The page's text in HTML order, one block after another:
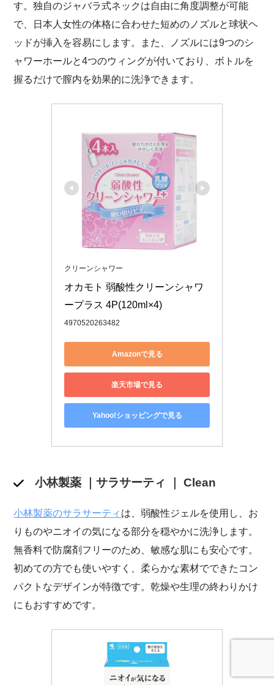
す。独自のジャバラ式ネックは自由に角度調整が可能
で、日本人女性の体格に合わせた短めのノズルと球状ヘ
ッドが挿入を容易にします。また、ノズルには9つのシ
ャワーホールと4つのウィングが付いており、ボトルを
握るだけで膣内を効果的に洗浄できます。
クリーンシャワー
オカモト 弱酸性クリーンシャワ
ープラス 4P(120ml×4)
4970520263482
Amazonで見る
楽天市場で見る
Yahoo!ショッピングで見る
小林製薬 ｜サラサーティ ｜ Clean
小林製薬のサラサーティ は、弱酸性ジェルを使用し、お
りものやニオイの気になる部分を穏やかに洗浄します。
無香料で防腐剤フリーのため、敏感な肌にも安心です。
初めての方でも使いやすく、柔らかな素材でできたコン
パクトなデザインが特徴です。乾燥や生理の終わりかけ
にもおすすめです。